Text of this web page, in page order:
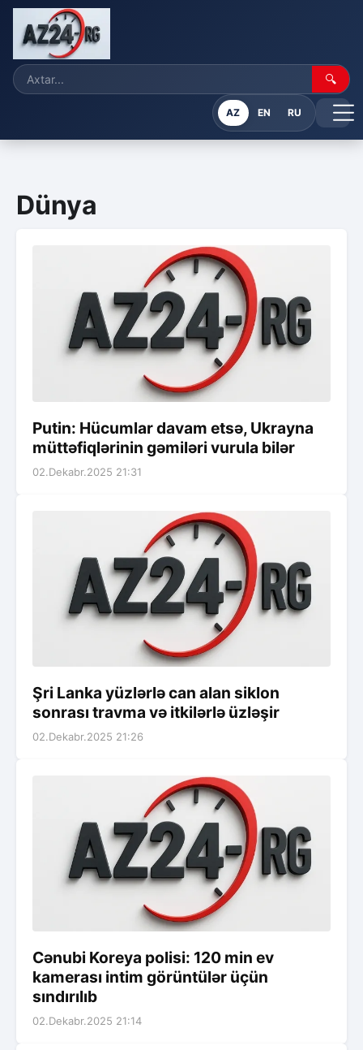
🔍
AZ EN RU
Dünya
Putin: Hücumlar davam etsə, Ukrayna
müttəfiqlərinin gəmiləri vurula bilər
02.Dekabr.2025 21:31
Şri Lanka yüzlərlə can alan siklon
sonrası travma və itkilərlə üzləşir
02.Dekabr.2025 21:26
Cənubi Koreya polisi: 120 min ev
kamerası intim görüntülər üçün
sındırılıb
02.Dekabr.2025 21:14